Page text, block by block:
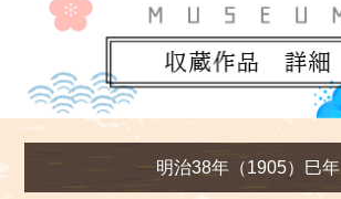
明治38年（1905）巳年